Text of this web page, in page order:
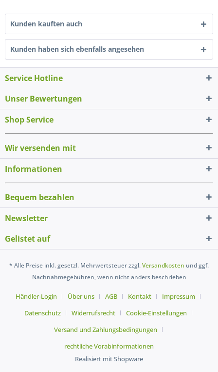
Kunden kauften auch
Kunden haben sich ebenfalls angesehen
Service Hotline
Unser Bewertungen
Shop Service
Wir versenden mit
Informationen
Bequem bezahlen
Newsletter
Gelistet auf
* Alle Preise inkl. gesetzl. Mehrwertsteuer zzgl.Versandkosten und ggf.
Nachnahmegebühren, wenn nicht anders beschrieben
Händler-Login Über uns AGB Kontakt
Impressum
Datenschutz
Widerrufsrecht
Cookie-Einstellungen
Versand und Zahlungsbedingungen
rechtliche Vorabinformationen
Realisiert mit Shopware